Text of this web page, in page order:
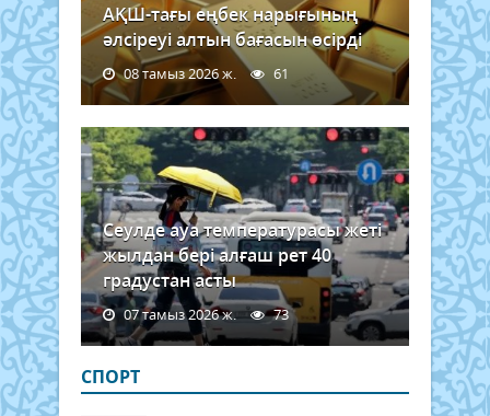
АҚШ-тағы еңбек нарығының
әлсіреуі алтын бағасын өсірді
08 тамыз 2026 ж. 61
Сеулде ауа температурасы жеті
жылдан бері алғаш рет 40
градустан асты
07 тамыз 2026 ж. 73
СПОРТ